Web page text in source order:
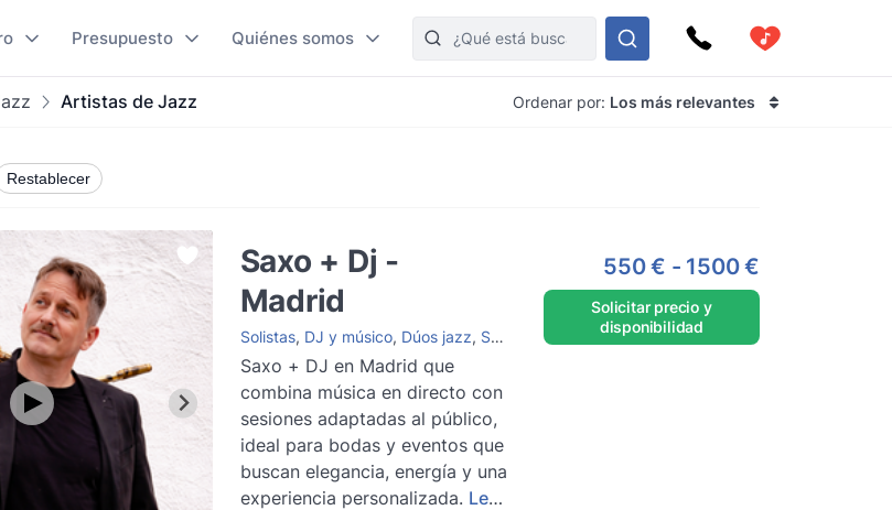
Presupuesto Quiénes somos
Artistas de Jazz Ordenar por: Los más relevantes
Restablecer
Saxo + Dj -
Madrid
Solistas, DJ y músico, Dúos jazz, Saxofonistas DJ y saxofón,Grupos de Jazz
Saxo + DJ en Madrid que
combina música en directo con
sesiones adaptadas al público,
ideal para bodas y eventos que
buscan elegancia, energía y una
experiencia personalizada. Leer
550 € - 1500 €
Solicitar precio y
disponibilidad